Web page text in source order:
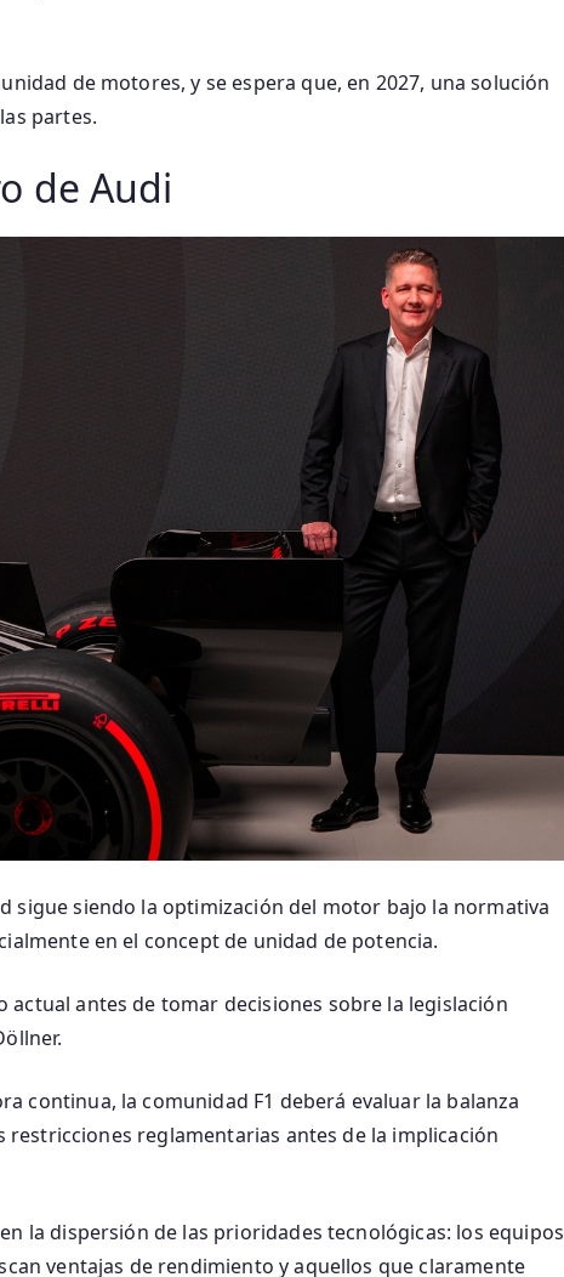
de motores, y se espera que, en 2027, una solución
partes.
de Audi
sigue siendo la optimización del motor bajo la normativa
en el concept de unidad de potencia.
antes de tomar decisiones sobre la legislación
continua, la comunidad F1 deberá evaluar la balanza
reglamentarias antes de la implicación
la dispersión de las prioridades tecnológicas: los equipos
ventajas de rendimiento y aquellos que claramente